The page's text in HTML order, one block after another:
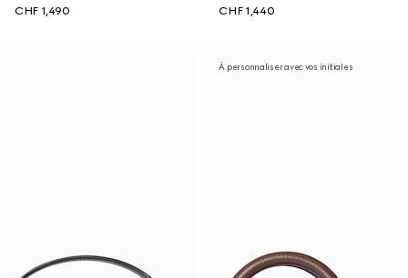
CHF 1,490
CHF 1,440
À personnaliser avec vos initiales